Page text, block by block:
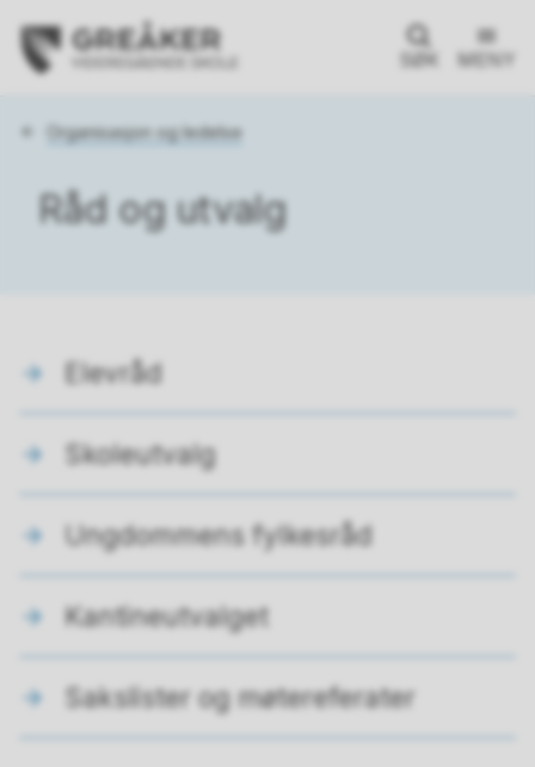
SØK MENY
Du
Organisasjon og ledelse
Råd og utvalg
Elevråd
Skoleutvalg
Ungdommens fylkesråd
Kantineutvalget
Sakslister og møtereferater